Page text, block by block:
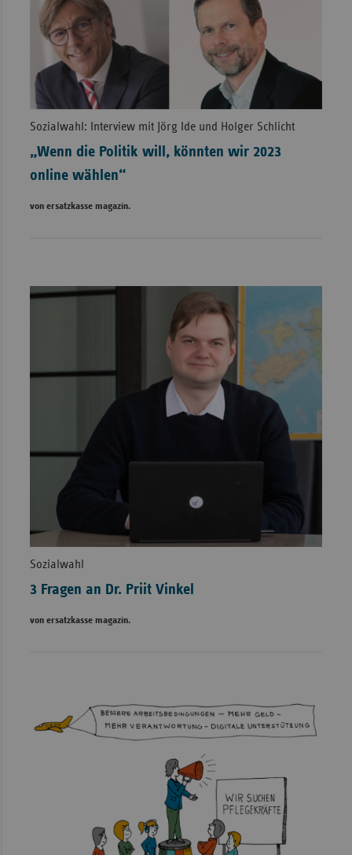
Sozialwahl: Interview mit Jörg Ide und Holger Schlicht
„Wenn die Politik will, könnten wir 2023
online wählen“
von ersatzkasse magazin.
Sozialwahl
3 Fragen an Dr. Priit Vinkel
von ersatzkasse magazin.